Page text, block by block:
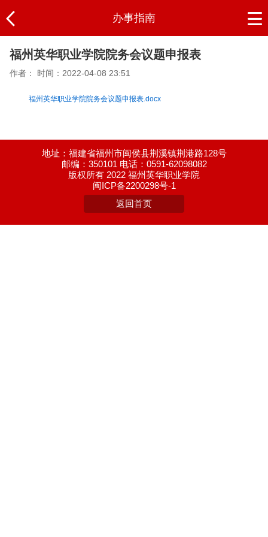
办事指南
福州英华职业学院院务会议题申报表
作者： 时间：2022-04-08 23:51
福州英华职业学院院务会议题申报表.docx
地址：福建省福州市闽侯县荆溪镇荆港路128号
邮编：350101 电话：0591-62098082
版权所有 2022 福州英华职业学院
闽ICP备2200298号-1
返回首页